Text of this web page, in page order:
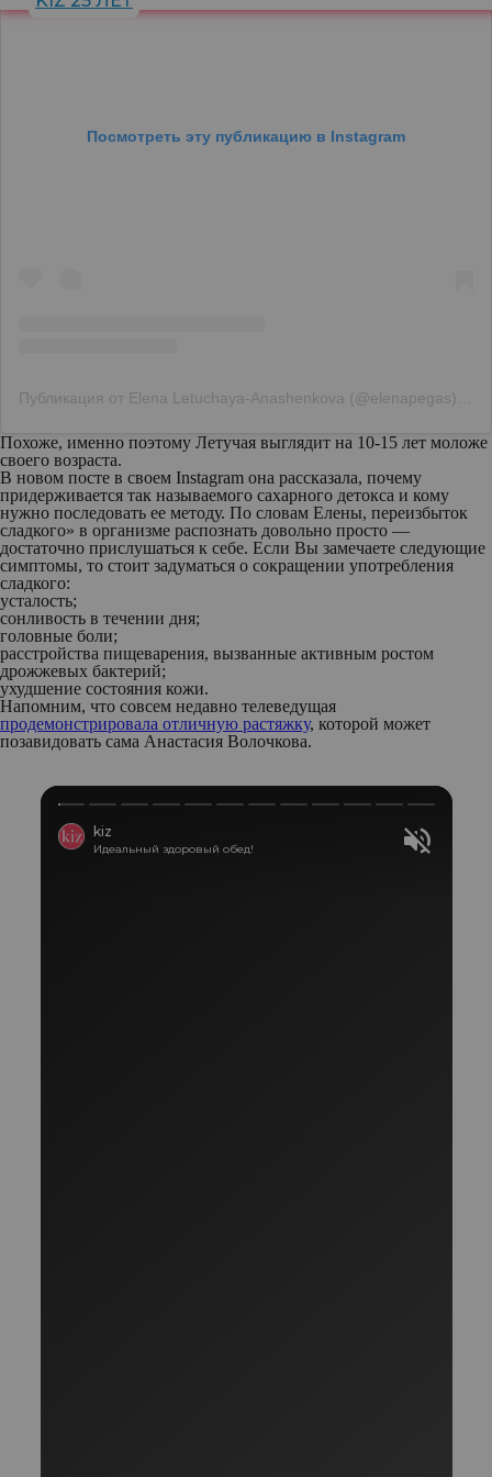
Посмотреть эту публикацию в Instagram
Публикация от Elena Letuchaya-Anashenkova (@elenapegas)6
Похоже, именно поэтому Летучая выглядит на 10-15 лет моложе
своего возраста.
В новом посте в своем Instagram она рассказала, почему
придерживается так называемого сахарного детокса и кому
нужно последовать ее методу. По словам Елены, переизбыток
сладкого» в организме распознать довольно просто —
достаточно прислушаться к себе. Если Вы замечаете следующие
симптомы, то стоит задуматься о сокращении употребления
сладкого:
усталость;
сонливость в течении дня;
головные боли;
расстройства пищеварения, вызванные активным ростом
дрожжевых бактерий;
ухудшение состояния кожи.
Напомним, что совсем недавно телеведущая
продемонстрировала отличную растяжку, которой может
позавидовать сама Анастасия Волочкова.